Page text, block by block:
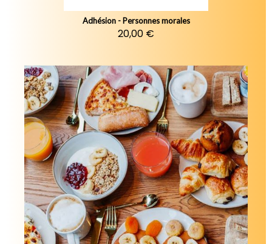
Adhésion - Personnes morales
20,00 €